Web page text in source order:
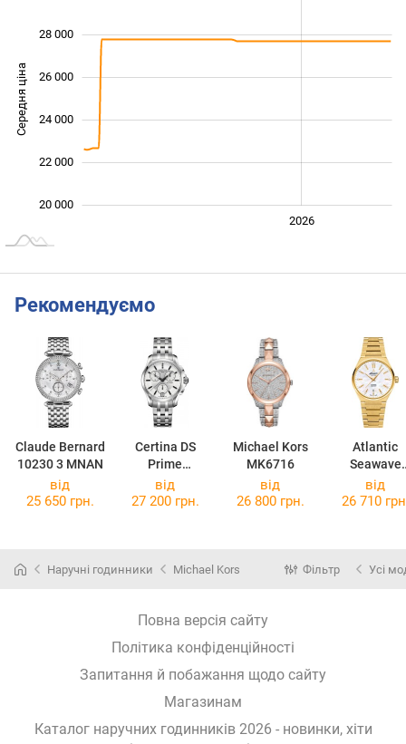
Середня ціна
20 000
22 000
24 000
26 000
28 000
2026
Рекомендуємо
Claude Bernard
10230 3 MNAN
Certina DS
Prime
C004.217.11.0
36.00
Michael Kors
MK6716
Atlantic
Seawave
від
25 650 грн.
від
27 200 грн.
від
26 800 грн.
від
26 710
Наручні годинники Michael Kors Фільтр Усі
Повна версія сайту
Політика конфіденційності
Запитання й побажання щодо сайту
Магазинам
Каталог наручних годинників 2026 - новинки, хіти